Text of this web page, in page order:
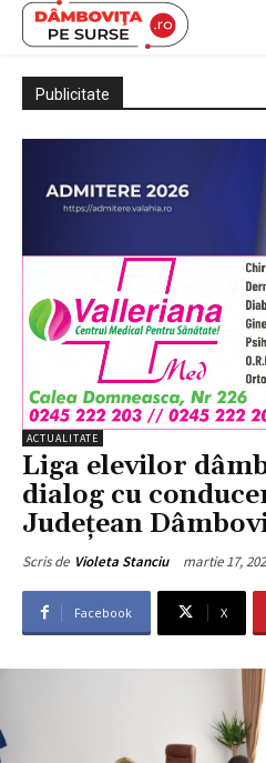
Publicitate
ACTUALITATE
Liga elevilor
dialog cu
Județean
Scris de Violeta Stanciu martie 17,
Facebook X